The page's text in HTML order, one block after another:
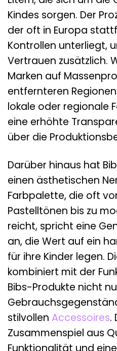
Kindes sorgen. Der
der oft in Europa
Kontrollen unterliegt,
Vertrauen zusätzlich.
Marken auf
entfernteren
lokale oder regionale
eine erhöhte
über die
Darüber hinaus hat
einen ästhetischen
Farbpalette, die oft
Pastelltönen bis zu
reicht, spricht eine
an, die Wert auf ein
für ihre Kinder legen.
kombiniert mit der
Bibs-Produkte nicht
stilvollen Accessoires.
Zusammenspiel aus